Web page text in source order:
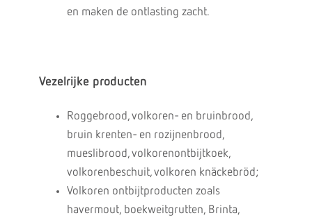
en maken de ontlasting zacht.
Vezelrijke producten
Roggebrood, volkoren- en bruinbrood,
bruin krenten- en rozijnenbrood,
mueslibrood, volkorenontbijtkoek,
volkorenbeschuit, volkoren knäckebröd;
Volkoren ontbijtproducten zoals
havermout, boekweitgrutten, Brinta,